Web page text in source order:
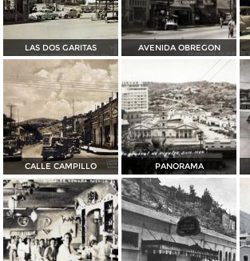
LAS DOS GARITAS AVENIDA OBREGON
CALLE CAMPILLO PANORAMA